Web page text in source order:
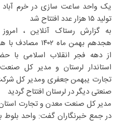
یک واحد ساعت سازی در خرم آباد
تولید ۱۵ هزار عدد افتتاح شد️
به گزارش رستاک آنلاین ، امروز
هجدهم بهمن ماه ۱۴۰۲
از دهه فجر انقلاب اسلامی با
استاندار لرستان و مدیر کل
تجارت یبهمن جعفری ومدیر کل
صنعتی دیگر در لرستان افتتاح گردید
مدیر کل صنعت معدن و تجارت استان
در جمع خبرنگاران گفت: واحد بلوط